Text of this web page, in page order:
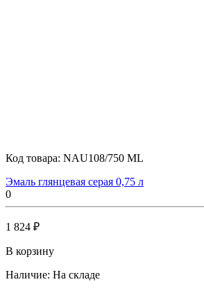
Код товара: NAU108/750 ML
Эмаль глянцевая серая 0,75 л
0
1 824 ₽
В корзину
Наличие: На складе